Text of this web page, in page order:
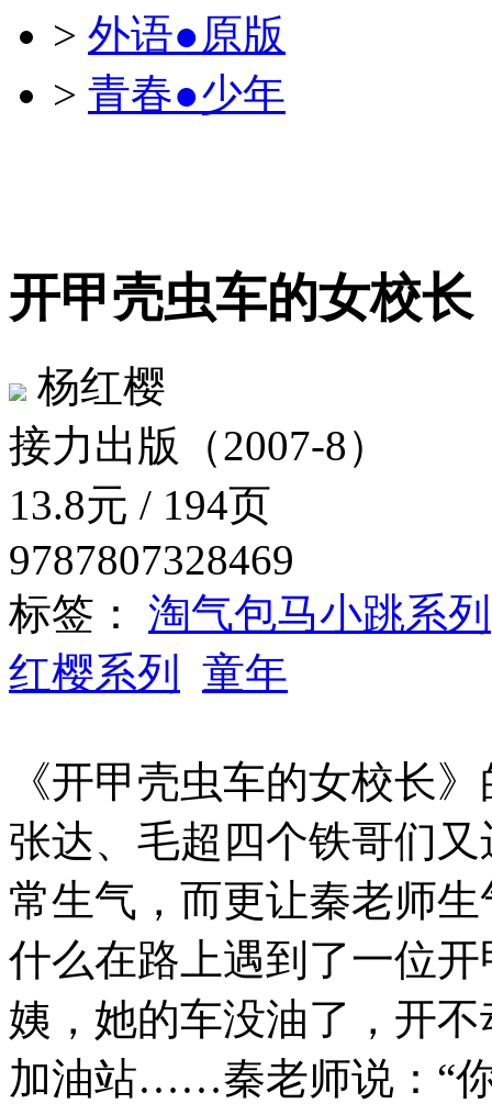
> 外语●原版
> 青春●少年
开甲壳虫车的女校
杨红樱
接力出版（2007-8）
13.8元 / 194页
9787807328469
标签： 淘气包马小跳系列
红樱系列
童年
《开甲壳虫车的女校长
张达、毛超四个铁哥们
常生气，而更让秦老师
什么在路上遇到了一位
姨，她的车没油了，开
加油站……秦老师说：“